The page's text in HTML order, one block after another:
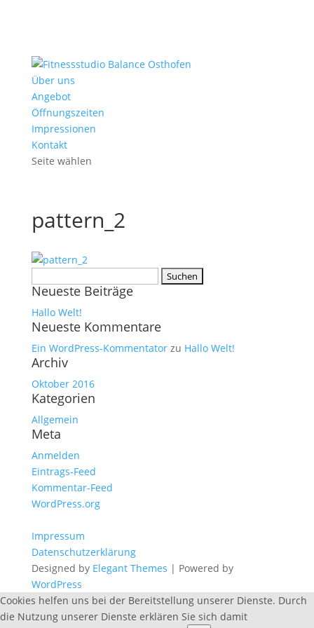
Über uns
Angebot
Öffnungszeiten
Impressionen
Kontakt
Seite wählen
pattern_2
nach:
Neueste Beiträge
Hallo Welt!
Neueste Kommentare
Ein WordPress-Kommentatorzu Hallo Welt!
Archiv
Oktober 2016
Kategorien
Allgemein
Meta
Anmelden
Eintrags-Feed
Kommentar-Feed
WordPress.org
Impressum
Datenschutzerklärung
Designed by Elegant Themes | Powered by
WordPress
Cookies helfen uns bei der Bereitstellung unserer Dienste. Durch
die Nutzung unserer Dienste erklären Sie sich damit